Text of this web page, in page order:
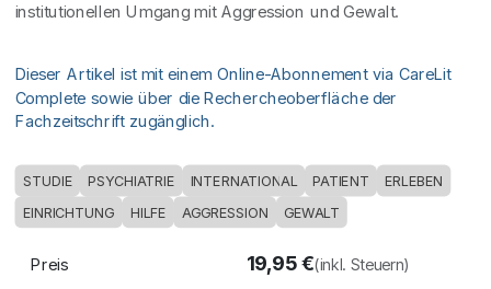
institutionellen Umgang mit Aggression und Gewalt.
Dieser Artikel ist mit einem Online-Abonnement via CareLit
Complete sowie über die Rechercheoberfläche der
Fachzeitschrift zugänglich.
STUDIE PSYCHIATRIE INTERNATIONAL PATIENT ERLEBEN
EINRICHTUNG HILFE AGGRESSION GEWALT
Preis 19,95€(inkl. Steuern)